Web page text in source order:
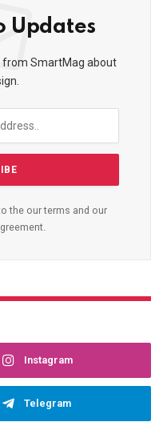
Updates
from SmartMag about
the our terms and our
Instagram
Telegram